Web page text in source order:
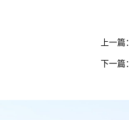
上一篇：
下一篇：